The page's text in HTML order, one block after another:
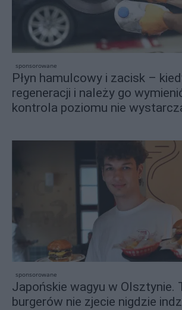
sponsorowane
Płyn hamulcowy i zacisk –
regeneracji i należy go
kontrola poziomu nie
sponsorowane
Japońskie wagyu w Olsztynie.
burgerów nie zjecie nigdzie